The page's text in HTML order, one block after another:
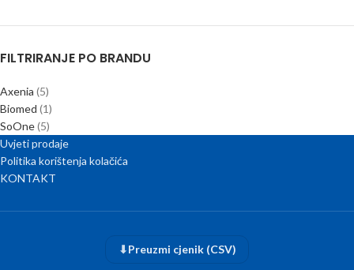
FILTRIRANJE PO BRANDU
Axenia (5)
Biomed (1)
SoOne(5)
Uvjeti prodaje
Politika korištenja kolačića
KONTAKT
⬇Preuzmi cjenik (CSV)